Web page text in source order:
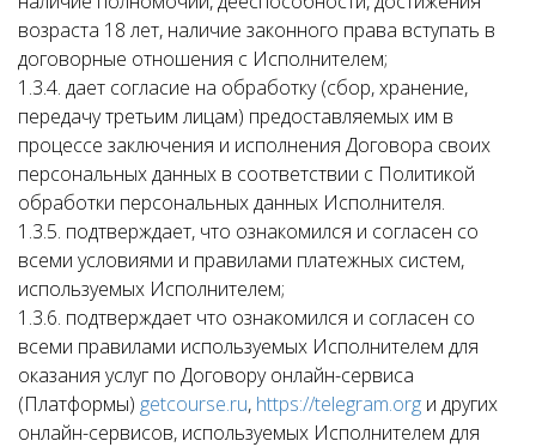
возраста 18 лет, наличие законного права вступать в
договорные отношения с Исполнителем;
1.3.4. дает согласие на обработку (сбор, хранение,
передачу третьим лицам) предоставляемых им в
процессе заключения и исполнения Договора своих
персональных данных в соответствии с Политикой
обработки персональных данных Исполнителя.
1.3.5. подтверждает, что ознакомился и согласен со
всеми условиями и правилами платежных систем,
используемых Исполнителем;
1.3.6. подтверждает что ознакомился и согласен со
всеми правилами используемых Исполнителем для
оказания услуг по Договору онлайн-сервиса
(Платформы) getcourse.ru, https://telegram.org и других
онлайн-сервисов, используемых Исполнителем для